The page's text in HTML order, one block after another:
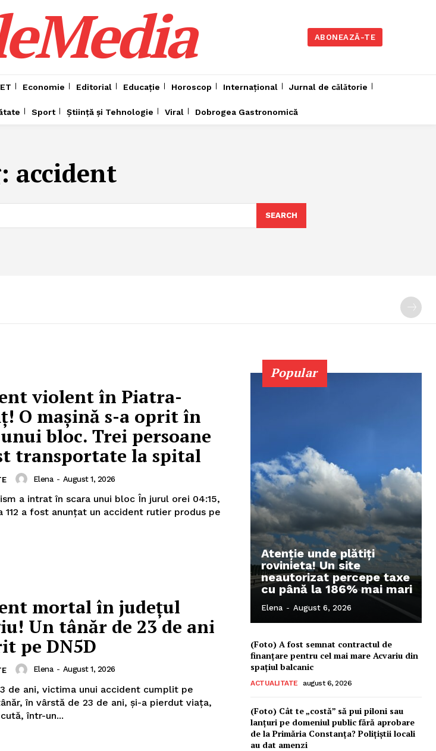
ABONEAZĂ-TE
Economie Editorial Educație Horoscop Internațional Jurnal de cǎlǎtorie
Sport Știință și Tehnologie Viral Dobrogea Gastronomică
accident
SEARCH
violent în Piatra-
O mașină s-a oprit în
bloc. Trei persoane
transportate la spital
Elena - August 1, 2026
intrat în scara unui bloc În jurul orei 04:15,
112 a fost anunțat un accident rutier produs pe
mortal în județul
Un tânăr de 23 de ani
pe DN5D
Elena - August 1, 2026
de ani, victima unui accident cumplit pe
într-un...
Popular
Atenție unde plătiți
rovinieta! Un site
neautorizat percepe taxe
cu până la 186% mai mari
Elena - August 6, 2026
(Foto) A fost semnat contractul de
finanțare pentru cel mai mare Acvariu din
spațiul balcanic
ACTUALITATE august 6, 2026
(Foto) Cât te „costă” să pui piloni sau
lanțuri pe domeniul public fără aprobare
de la Primăria Constanța? Polițiștii locali
au dat amenzi